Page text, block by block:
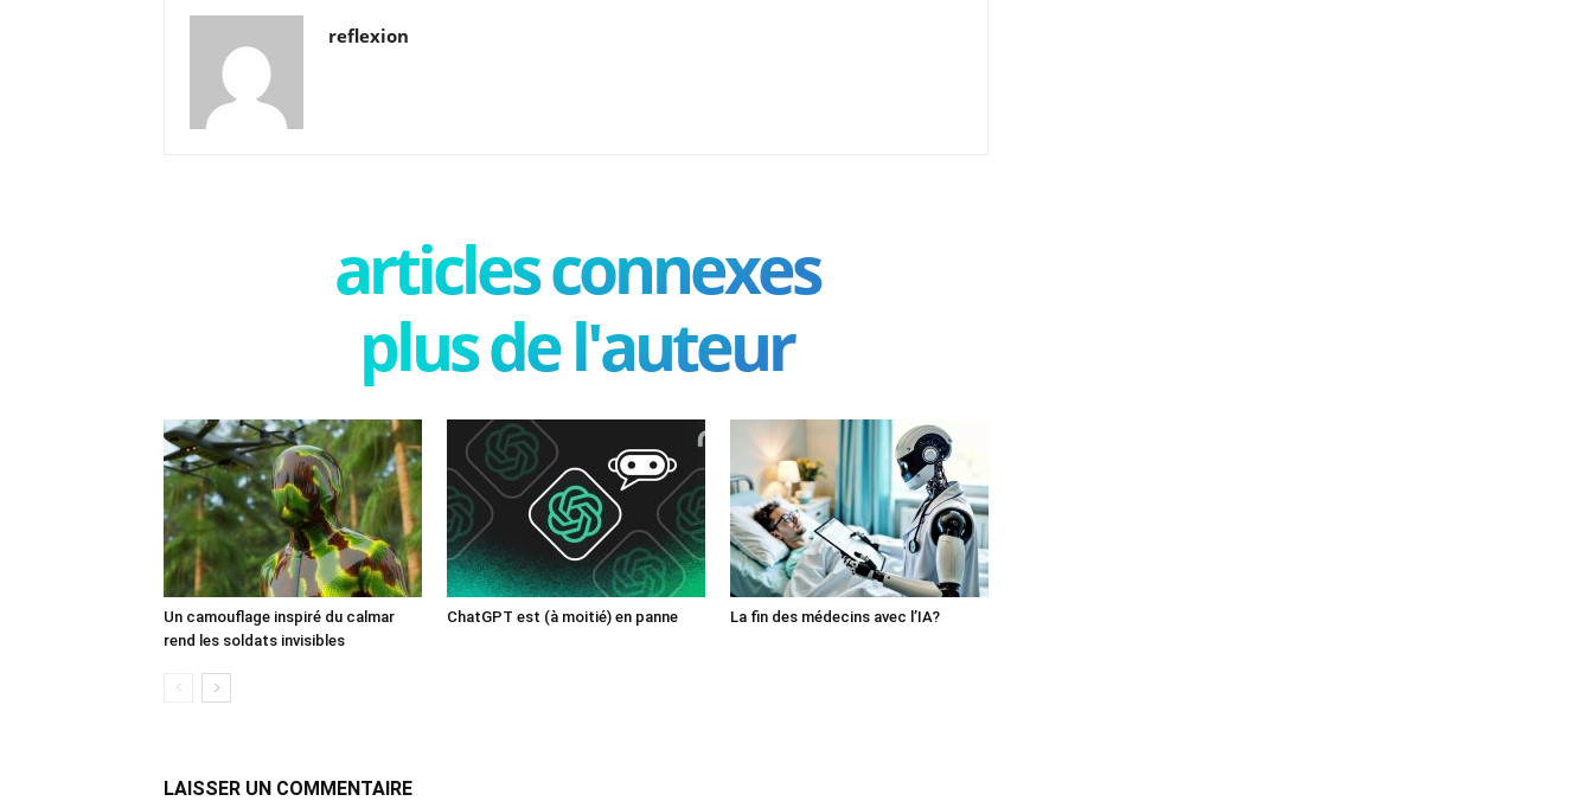
reflexion
articles connexes
plus de l'auteur
Un camouflage inspiré du calmar
rend les soldats invisibles
ChatGPT est (à moitié) en panne La fin des médecins avec l’IA?
LAISSER UN COMMENTAIRE